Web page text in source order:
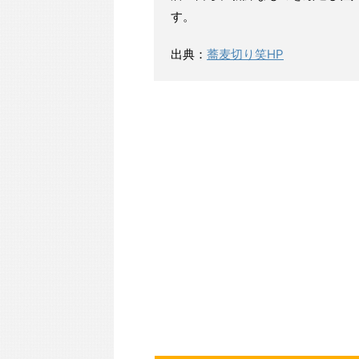
す。
出典： 蕎麦切り笑HP